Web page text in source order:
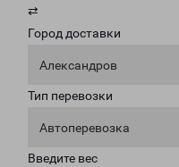
⇄
Город доставки
Александров
Тип перевозки
Автоперевозка
Введите вес